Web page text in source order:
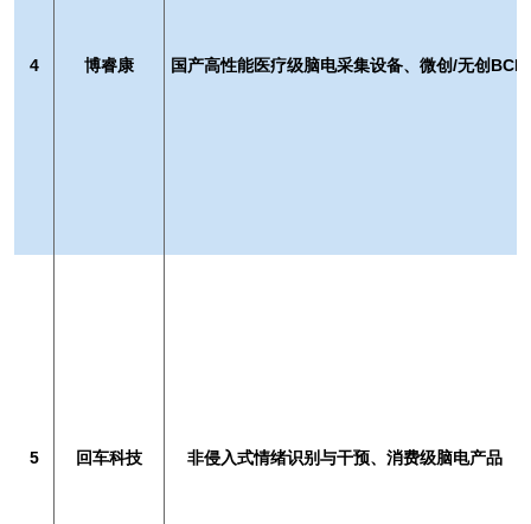
4 博睿康 国产高性能医疗级脑电采集设备、微创/无创BCI
5 回车科技 非侵入式情绪识别与干预、消费级脑电产品